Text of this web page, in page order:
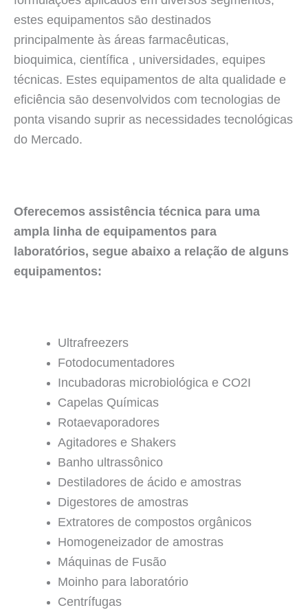
estes equipamentos sāo destinados
principalmente às áreas farmacêuticas,
bioquimica, científica , universidades, equipes
técnicas. Estes equipamentos de alta qualidade e
eficiência sāo desenvolvidos com tecnologias de
ponta visando suprir as necessidades tecnológicas
do Mercado.
Oferecemos assistência técnica para uma
ampla linha de equipamentos para
laboratórios, segue abaixo a relação de alguns
equipamentos:
Ultrafreezers
Fotodocumentadores
Incubadoras microbiológica e CO2I
Capelas Químicas
Rotaevaporadores
Agitadores e Shakers
Banho ultrassônico
Destiladores de ácido e amostras
Digestores de amostras
Extratores de compostos orgânicos
Homogeneizador de amostras
Máquinas de Fusão
Moinho para laboratório
Centrífugas